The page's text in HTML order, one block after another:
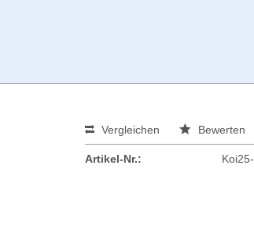
Vergleichen Bewerten
Artikel-Nr.: